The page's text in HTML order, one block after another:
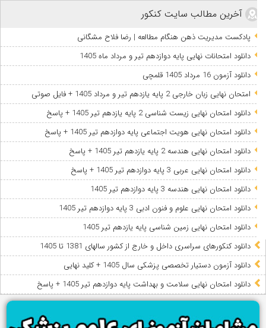
آخرین مطالب سایت کنکور
پادکست مدیریت ذهن هنگام مطالعه | رضا فلاح مشگانی
دانلود امتحانات نهایی پایه دوازدهم تیر و مرداد ماه 1405
دانلود آزمون 16 مرداد 1405 قلمچی
امتحان نهایی زبان خارجی 2 پایه یازدهم تیر و مرداد 1405 + فایل صوتی
دانلود امتحان نهایی زیست شناسی 2 پایه یازدهم تیر 1405 + پاسخ
دانلود امتحان نهایی هویت اجتماعی پایه دوازدهم تیر 1405 + پاسخ
دانلود امتحان نهایی هندسه 2 پایه یازدهم تیر 1405 + پاسخ
دانلود امتحان نهایی عربی 3 پایه دوازدهم تیر 1405 + پاسخ
دانلود امتحان نهایی هندسه 3 پایه دوازدهم تیر 1405
دانلود امتحان نهایی علوم و فنون ادبی 3 پایه دوازدهم تیر 1405
دانلود امتحان نهایی زمین شناسی پایه یازدهم تیر 1405
دانلود کنکورهای سراسری داخل و خارج از کشور سالهای 1381 تا 1405
دانلود آزمون دستیار تخصصی پزشکی سال 1405 + کلید نهایی
دانلود امتحان نهایی سلامت و بهداشت پایه دوازدهم تیر 1405 + پاسخ